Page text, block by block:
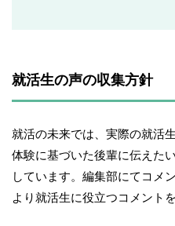
就活生の声の収集方針
就活の未来では、実際の就活
体験に基づいた後輩に伝えた
しています。編集部にてコメ
より就活生に役立つコメント